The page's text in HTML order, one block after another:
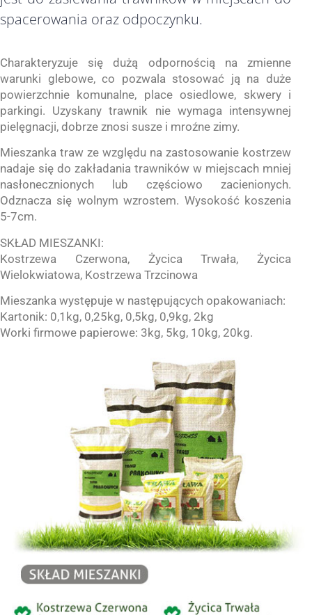
spacerowania oraz odpoczynku.
Charakteryzuje się dużą odpornością na zmienne
warunki glebowe, co pozwala stosować ją na duże
powierzchnie komunalne, place osiedlowe, skwery i
parkingi. Uzyskany trawnik nie wymaga intensywnej
pielęgnacji, dobrze znosi susze i mroźne zimy.
Mieszanka traw ze względu na zastosowanie kostrzew
nadaje się do zakładania trawników w miejscach mniej
nasłonecznionych lub częściowo zacienionych.
Odznacza się wolnym wzrostem. Wysokość koszenia
5-7cm.
SKŁAD MIESZANKI:
Kostrzewa Czerwona, Życica Trwała, Życica
Wielokwiatowa, Kostrzewa Trzcinowa
Mieszanka występuje w następujących opakowaniach:
Kartonik: 0,1kg, 0,25kg, 0,5kg, 0,9kg, 2kg
Worki firmowe papierowe: 3kg, 5kg, 10kg, 20kg.